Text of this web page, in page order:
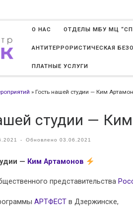
инструментов
О НАС ОТДЕЛЫ МБУ МЦ
АНТИТЕРРОРИСТИЧЕСКАЯ
ПЛАТНЫЕ УСЛУГИ
» Гость нашей студии — Ким
студии —
- Обновлено 03.06.2021
— Ким Артамонов
представительства
АРТФЕСТ в Дзержинске,